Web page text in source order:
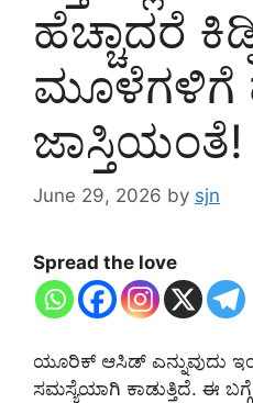
ಹೆಚ್ಚಾದರೆ
ಮೂಳೆಗಳಿಗೆ
ಜಾಸ್ತಿಯಂತೆ!
June 29, 2026 by sjn
Spread the love
ಯೂರಿಕ್ ಆಸಿಡ್ ಎನ್ನುವುದು
ಸಮಸ್ಯೆಯಾಗಿ ಕಾಡುತ್ತಿದೆ. ಈ